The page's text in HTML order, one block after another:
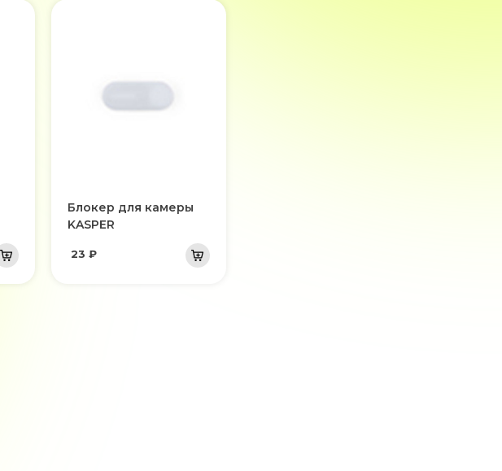
Блокер для камеры
KASPER
23 ₽